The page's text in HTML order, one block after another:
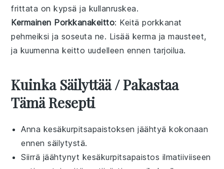
frittata on kypsä ja kullanruskea.
Kermainen Porkkanakeitto: Keitä porkkanat
pehmeiksi ja soseuta ne. Lisää kerma ja mausteet,
ja kuumenna keitto uudelleen ennen tarjoilua.
Kuinka Säilyttää / Pakastaa
Tämä Resepti
Anna kesäkurpitsapaistoksen jäähtyä kokonaan
ennen säilytystä.
Siirrä jäähtynyt kesäkurpitsapaistos ilmatiiviiseen